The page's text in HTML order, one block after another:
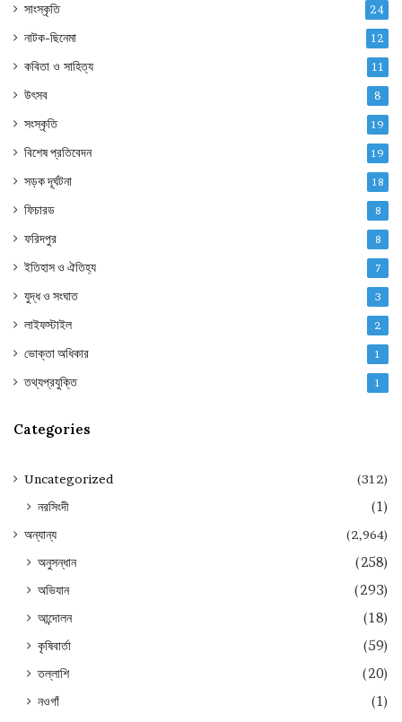
সাংস্কৃতি 24
নাটক-ছিনেমা 12
কবিতা ও সাহিত্য 11
উৎসব 8
সংস্কৃতি 19
বিশেষ প্রতিবেদন 19
সড়ক দূর্ঘটনা 18
ফিচারড 8
ফরিদপুর 8
ইতিহাস ও ঐতিহ্য 7
যুদ্ধ ও সংঘাত 3
লাইফস্টাইল 2
ভোক্তা অধিকার 1
তথ্যপ্রযুক্তি 1
Categories
Uncategorized (312)
নরসিংদী (1)
অন্যান্য (2,964)
অনুসন্ধান
(258)
অভিযান
(293)
আন্দোলন
(18)
কৃষিবার্তা
(59)
তল্লাশি
(20)
নওগাঁ
(1)